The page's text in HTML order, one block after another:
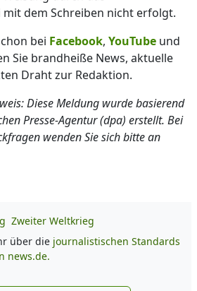
dem Schreiben nicht erfolgt.
bei Facebook, YouTube und
Sie brandheiße News, aktuelle
Draht zur Redaktion.
Diese Meldung wurde basierend
Presse-Agentur (dpa) erstellt. Bei
wenden Sie sich bitte an
Zweiter Weltkrieg
über die journalistischen Standards
news.de.